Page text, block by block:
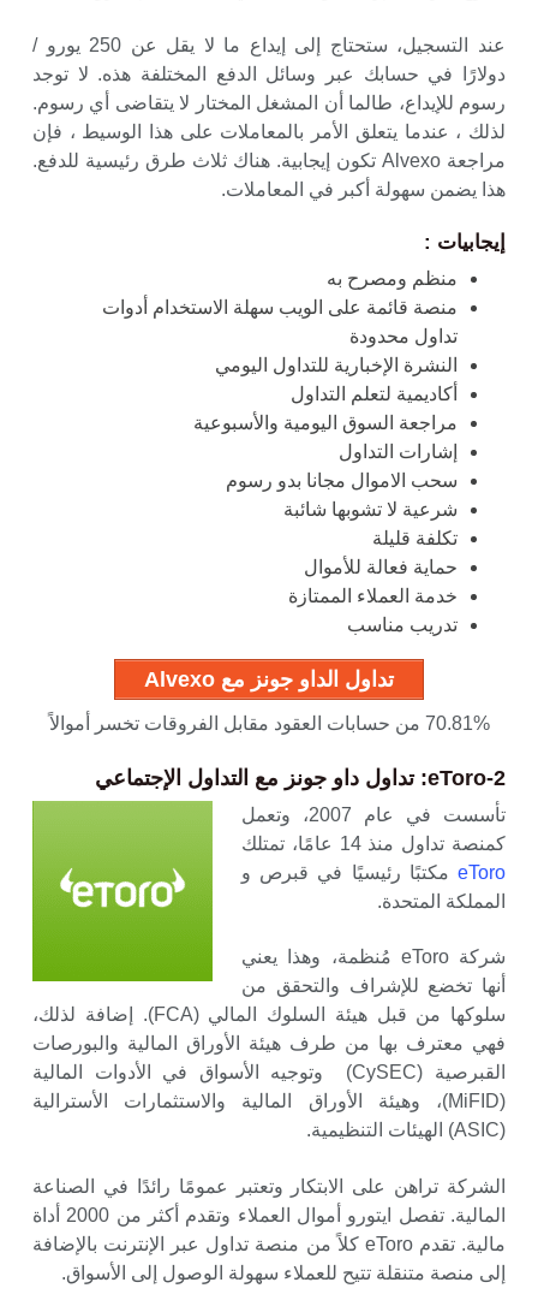
عند التسجيل، ستحتاج إلى إيداع ما لا يقل عن 250 يورو /
دولارًا في حسابك عبر وسائل الدفع المختلفة هذه. لا توجد
رسوم للإيداع، طالما أن المشغل المختار لا يتقاضى أي رسوم.
لذلك ، عندما يتعلق الأمر بالمعاملات على هذا الوسيط ، فإن
مراجعة Alvexo تكون إيجابية. هناك ثلاث طرق رئيسية للدفع.
هذا يضمن سهولة أكبر في المعاملات.
إيجابيات :
منظم ومصرح به
منصة قائمة على الويب سهلة الاستخدام أدوات
تداول محدودة
النشرة الإخبارية للتداول اليومي
أكاديمية لتعلم التداول
مراجعة السوق اليومية والأسبوعية
إشارات التداول
سحب الاموال مجانا بدو رسوم
شرعية لا تشوبها شائبة
تكلفة قليلة
حماية فعالة للأموال
خدمة العملاء الممتازة
تدريب مناسب
تداول الداو جونز مع Alvexo
70.81% من حسابات العقود مقابل الفروقات تخسر أموالاً
2-eToro: تداول داو جونز مع التداول الإجتماعي
تأسست في عام 2007، وتعمل
كمنصة تداول منذ 14 عامًا، تمتلك
eToro مكتبًا رئيسيًا في قبرص و
المملكة المتحدة.
شركة eToro مُنظمة، وهذا يعني
أنها تخضع للإشراف والتحقق من
سلوكها من قبل هيئة السلوك المالي (FCA). إضافة لذلك،
فهي معترف بها من طرف هيئة الأوراق المالية والبورصات
القبرصية (CySEC) وتوجيه الأسواق في الأدوات المالية
(MiFID)، وهيئة الأوراق المالية والاستثمارات الأسترالية
(ASIC) الهيئات التنظيمية.
الشركة تراهن على الابتكار وتعتبر عمومًا رائدًا في الصناعة
المالية. تفصل ايتورو أموال العملاء وتقدم أكثر من 2000 أداة
مالية. تقدم eToro كلاً من منصة تداول عبر الإنترنت بالإضافة
إلى منصة متنقلة تتيح للعملاء سهولة الوصول إلى الأسواق.